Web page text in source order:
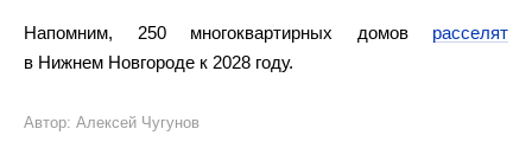
Напомним, 250 многоквартирных домов расселят
в Нижнем Новгороде к 2028 году.
Автор: Алексей Чугунов